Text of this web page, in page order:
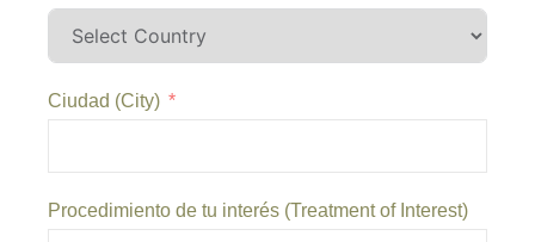
Ciudad (City)
Procedimiento de tu interés (Treatment of Interest)